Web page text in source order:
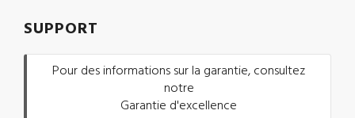
SUPPORT
Pour des informations sur la garantie, consultez
notre
Garantie d'excellence